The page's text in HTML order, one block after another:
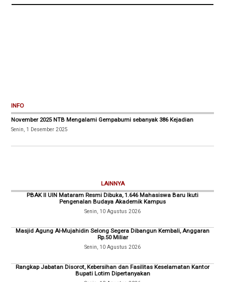
INFO
November 2025 NTB Mengalami Gempabumi sebanyak 386 Kejadian
Senin, 1 Desember 2025
LAINNYA
PBAK II UIN Mataram Resmi Dibuka, 1.646 Mahasiswa Baru Ikuti
Pengenalan Budaya Akademik Kampus
Senin, 10 Agustus 2026
Masjid Agung Al-Mujahidin Selong Segera Dibangun Kembali, Anggaran
Rp.50 Miliar
Senin, 10 Agustus 2026
Rangkap Jabatan Disorot, Kebersihan dan Fasilitas Keselamatan Kantor
Bupati Lotim Dipertanyakan